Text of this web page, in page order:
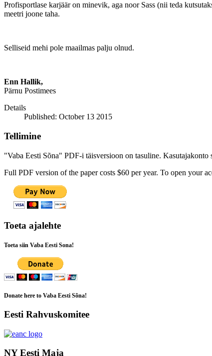
Profisportlase karjäär on minevik, aga noor Sass (nii teda
meetri joone taha.
Selliseid mehi pole maailmas palju olnud.
Enn Hallik,
Pärnu Postimees
Details
Published: October 13 2015
Tellimine
"Vaba Eesti Sõna" PDF-i täisversioon on tasuline.
Full PDF version of the paper costs $60 per year. To open your
Toeta ajalehte
Toeta siin Vaba Eesti Sona!
Donate here to Vaba Eesti Sõna!
Eesti Rahvuskomitee
NY Eesti Maja